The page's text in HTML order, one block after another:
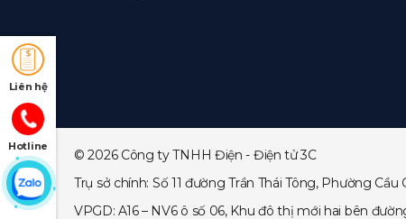
Liên hệ
Hotline
© 2026 Công ty TNHH Điện - Điện tử 3C
Trụ sở chính: Số 11 đường Trần Thái Tông, Phường Cầu
VPGD: A16 – NV6 ô số 06, Khu đô thị mới hai bên